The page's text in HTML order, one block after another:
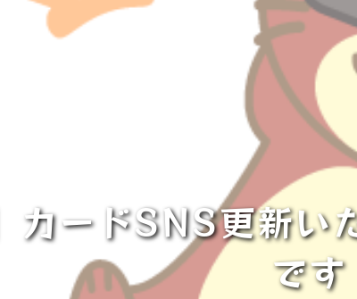
カードSNS更新
で